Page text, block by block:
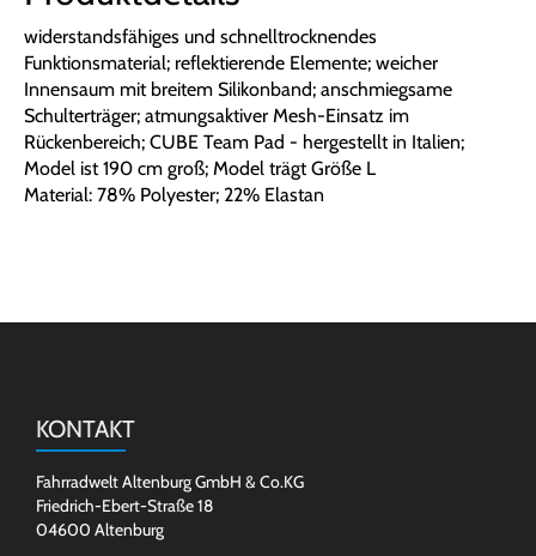
widerstandsfähiges und schnelltrocknendes
Funktionsmaterial; reflektierende Elemente; weicher
Innensaum mit breitem Silikonband; anschmiegsame
Schulterträger; atmungsaktiver Mesh-Einsatz im
Rückenbereich; CUBE Team Pad - hergestellt in Italien;
Model ist 190 cm groß; Model trägt Größe L
Material: 78% Polyester; 22% Elastan
KONTAKT
Fahrradwelt Altenburg GmbH & Co.KG
Friedrich-Ebert-Straße 18
04600 Altenburg